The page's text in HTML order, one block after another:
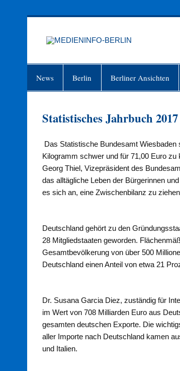
News Berlin Berliner Ansichten
Statistisches Jahrbuch
Das Statistische Bundesamt
Kilogramm schwer und für 71,00 Euro zu
Georg Thiel, Vizepräsident des
das alltägliche Leben der Bürgerinnen
es sich an, eine Zwischenbilanz zu
Deutschland gehört zu den
28 Mitgliedstaaten geworden.
Gesamtbevölkerung von über 500
Deutschland einen Anteil von etwa 21
Dr. Susana Garcia Diez, zuständig für
im Wert von 708 Milliarden Euro aus
gesamten deutschen Exporte. Die
aller Importe nach Deutschland kamen
und Italien.